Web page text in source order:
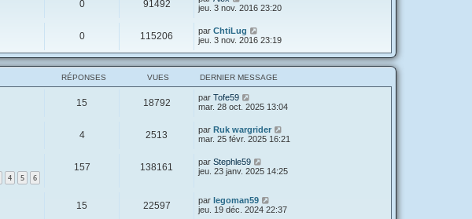
0 91492
jeu. 3 nov. 2016 23:20
0 115206 par ChtiLug
jeu. 3 nov. 2016 23:19
RÉPONSES VUES DERNIER MESSAGE
15 18792 par Tofe59
mar. 28 oct. 2025 13:04
4 2513 par Ruk wargrider
mar. 25 févr. 2025 16:21
4 5 6
157 138161 par Stephle59
jeu. 23 janv. 2025 14:25
15 22597 par legoman59
jeu. 19 déc. 2024 22:37